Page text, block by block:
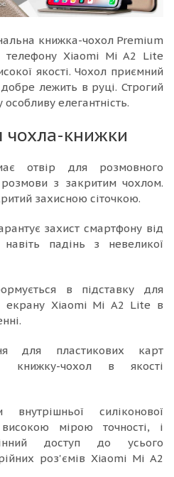
книжка-чохол Premium
телефону Xiaomi Mi A2 Lite
якості. Чохол приємний
лежить в руці. Строгий
елегантність.
чохла-книжки
отвір для розмовного
з закритим чохлом.
захисною сіточкою.
захист смартфону від
падінь з невеликої
в підставку для
екрану Xiaomi Mi A2 Lite в
для пластикових карт
книжку-чохол в якості
внутрішньої силіконової
мірою точності, і
доступ до усього
роз'ємів Xiaomi Mi A2